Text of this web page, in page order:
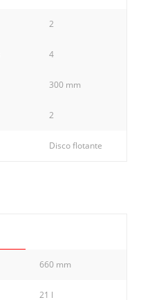
2
4
300 mm
2
Disco flotante
660 mm
21 l